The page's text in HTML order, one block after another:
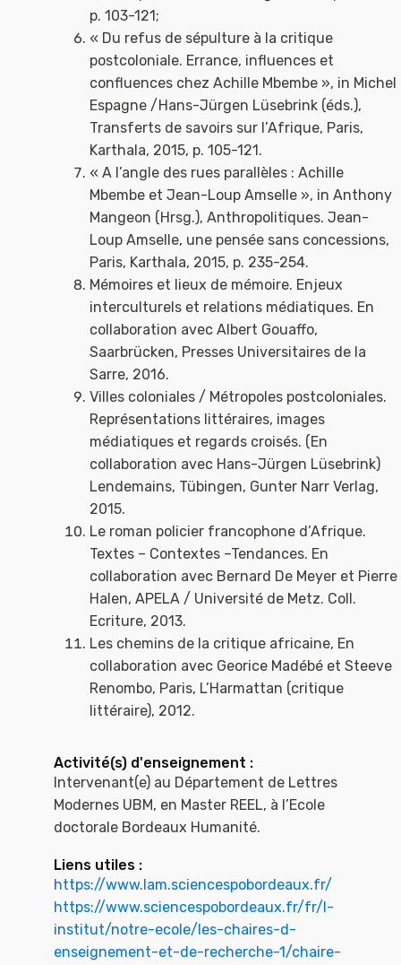
p. 103-121;
« Du refus de sépulture à la critique
postcoloniale. Errance, influences et
confluences chez Achille Mbembe », in Michel
Espagne /Hans-Jürgen Lüsebrink (éds.),
Transferts de savoirs sur l’Afrique, Paris,
Karthala, 2015, p. 105-121.
« A l’angle des rues parallèles : Achille
Mbembe et Jean-Loup Amselle », in Anthony
Mangeon (Hrsg.), Anthropolitiques. Jean-
Loup Amselle, une pensée sans concessions,
Paris, Karthala, 2015, p. 235-254.
Mémoires et lieux de mémoire. Enjeux
interculturels et relations médiatiques. En
collaboration avec Albert Gouaffo,
Saarbrücken, Presses Universitaires de la
Sarre, 2016.
Villes coloniales / Métropoles postcoloniales.
Représentations littéraires, images
médiatiques et regards croisés. (En
collaboration avec Hans-Jürgen Lüsebrink)
Lendemains, Tübingen, Gunter Narr Verlag,
2015.
Le roman policier francophone d’Afrique.
Textes – Contextes –Tendances. En
collaboration avec Bernard De Meyer et Pierre
Halen, APELA / Université de Metz. Coll.
Ecriture, 2013.
Les chemins de la critique africaine, En
collaboration avec Georice Madébé et Steeve
Renombo, Paris, L’Harmattan (critique
littéraire), 2012.
Activité(s) d'enseignement :
Intervenant(e) au Département de Lettres
Modernes UBM, en Master REEL, à l’Ecole
doctorale Bordeaux Humanité.
Liens utiles :
https://www.lam.sciencespobordeaux.fr/
https://www.sciencespobordeaux.fr/fr/l-
institut/notre-ecole/les-chaires-d-
enseignement-et-de-recherche-1/chaire-